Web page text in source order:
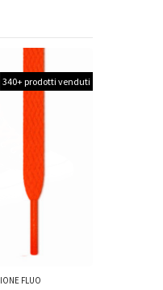
340+ prodotti venduti
FLUO